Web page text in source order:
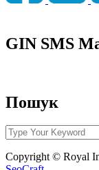
GIN SMS
Пошук
Copyright © Royal